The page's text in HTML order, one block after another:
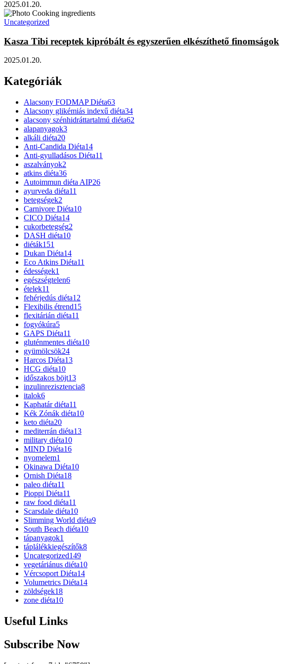
2025.01.20.
Uncategorized
Kasza Tibi receptek kipróbált és egyszerűen elkészíthető finomságok
2025.01.20.
Kategóriák
Alacsony FODMAP Diéta63
Alacsony glikémiás indexű diéta34
alacsony szénhidráttartalmú diéta62
alapanyagok3
alkáli diéta20
Anti-Candida Diéta14
Anti-gyulladásos Diéta11
aszalványok2
atkins diéta36
Autoimmun diéta AIP26
ayurveda diéta11
betegségek2
Carnivore Diéta10
CICO Diéta14
cukorbetegség2
DASH diéta10
diéták151
Dukan Diéta14
Eco Atkins Diéta11
édességek1
egészségtelen6
ételek11
fehérjedús diéta12
Flexibilis étrend15
flexitárián diéta11
fogyókúra5
GAPS Diéta11
gluténmentes diéta10
gyümölcsök24
Harcos Diéta13
HCG diéta10
időszakos böjt13
inzulinrezisztencia8
italok6
Kaphatár diéta11
Kék Zónák diéta10
keto diéta20
mediterrán diéta13
military diéta10
MIND Diéta16
nyomelem1
Okinawa Diéta10
Ornish Diéta18
paleo diéta11
Pioppi Diéta11
raw food diéta11
Scarsdale diéta10
Slimming World diéta9
South Beach diéta10
tápanyagok1
táplálékkiegészítők8
Uncategorized149
vegetáriánus diéta10
Vércsoport Diéta14
Volumetrics Diéta14
zöldségek18
zone diéta10
Useful Links
Subscribe Now